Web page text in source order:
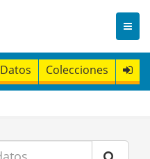
Datos Colecciones